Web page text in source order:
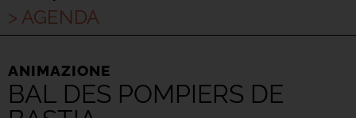
> AGENDA
ANIMAZIONE
BAL DES POMPIERS DE